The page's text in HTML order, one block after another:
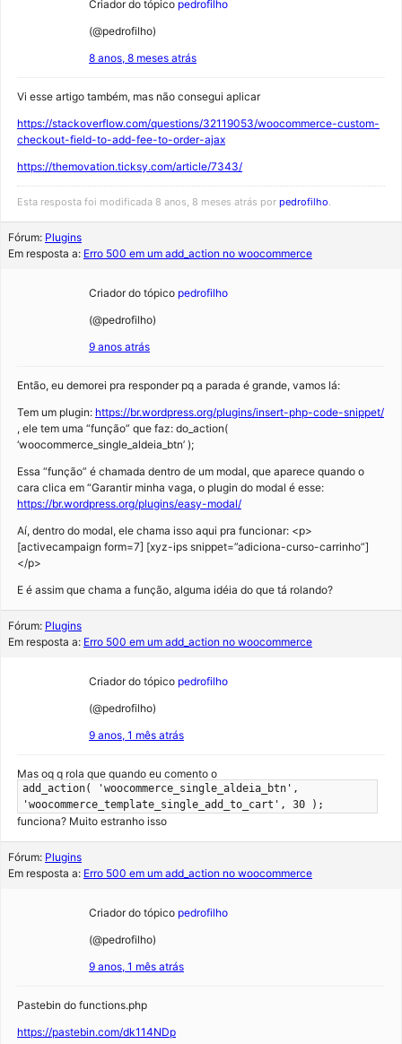
Criador do tópico pedrofilho
(@pedrofilho)
8 anos, 8 meses atrás
Vi esse artigo também, mas não consegui aplicar
https://stackoverflow.com/questions/32119053/woocommerce-custom-
checkout-field-to-add-fee-to-order-ajax
https://themovation.ticksy.com/article/7343/
Esta resposta foi modificada 8 anos, 8 meses atrás por pedrofilho.
Fórum: Plugins
Em resposta a: Erro 500 em um add_action no woocommerce
Criador do tópico pedrofilho
(@pedrofilho)
9 anos atrás
Então, eu demorei pra responder pq a parada é grande, vamos lá:
Tem um plugin: https://br.wordpress.org/plugins/insert-php-code-snippet/
, ele tem uma “função” que faz: do_action(
‘woocommerce_single_aldeia_btn’ );
Essa “função” é chamada dentro de um modal, que aparece quando o
cara clica em “Garantir minha vaga, o plugin do modal é esse:
https://br.wordpress.org/plugins/easy-modal/
Aí, dentro do modal, ele chama isso aqui pra funcionar: <p>
[activecampaign form=7] [xyz-ips snippet=”adiciona-curso-carrinho”]
</p>
E é assim que chama a função, alguma idéia do que tá rolando?
Fórum: Plugins
Em resposta a: Erro 500 em um add_action no woocommerce
Criador do tópico pedrofilho
(@pedrofilho)
9 anos, 1 mês atrás
Mas oq q rola que quando eu comento o
add_action( 'woocommerce_single_aldeia_btn',
'woocommerce_template_single_add_to_cart', 30 );
funciona? Muito estranho isso
Fórum: Plugins
Em resposta a: Erro 500 em um add_action no woocommerce
Criador do tópico pedrofilho
(@pedrofilho)
9 anos, 1 mês atrás
Pastebin do functions.php
https://pastebin.com/dk114NDp